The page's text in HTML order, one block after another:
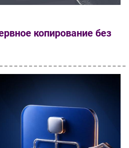
копирование без